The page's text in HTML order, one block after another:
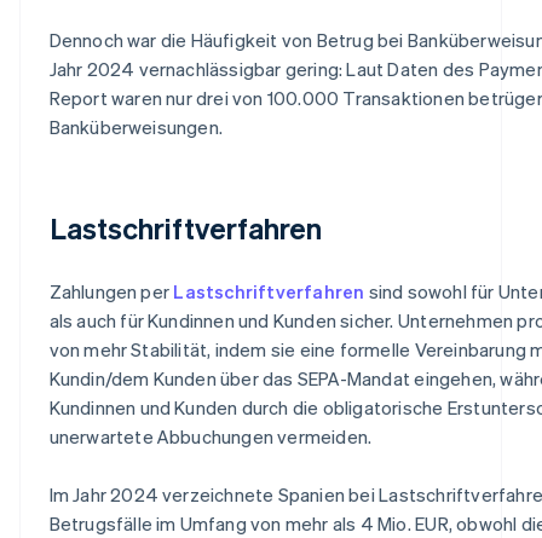
Dennoch war die Häufigkeit von Betrug bei
Jahr 2024 vernachlässigbar gering: Laut Daten des
Report waren nur drei von 100.000 Transaktionen
Banküberweisungen.
Lastschriftverfahren
Zahlungen per Lastschriftverfahren sind sowohl für
als auch für Kundinnen und Kunden sicher. Unternehmen
von mehr Stabilität, indem sie eine formelle Vereinbarung
Kundin/dem Kunden über das SEPA-Mandat eingehen,
Kundinnen und Kunden durch die obligatorische
unerwartete Abbuchungen vermeiden.
Im Jahr 2024 verzeichnete Spanien bei
Betrugsfälle im Umfang von mehr als 4 Mio. EUR, obwohl